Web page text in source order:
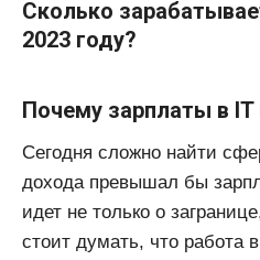
Сколько
2023 году?
Почему зарплаты в
Сегодня сложно найти
дохода превышал бы
идет не только о
стоит думать, что работа